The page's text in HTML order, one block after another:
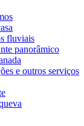
fluviais
panorâmico
e outros serviços